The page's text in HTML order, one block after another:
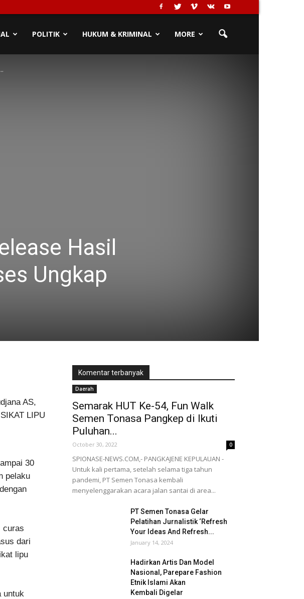
POLITIK HUKUM & KRIMINAL MORE
Hasil
Ungkap
AS,
LIPU
30
pelaku
curas
dari
lipu
untuk
Komentar terbanyak
Daerah
Semarak HUT Ke-54, Fun Walk
Semen Tonasa Pangkep di Ikuti
Puluhan...
October 30, 2022 0
SPIONASE-NEWS.COM,- PANGKAJENE KEPULAUAN -
Untuk kali pertama, setelah selama tiga tahun
pandemi, PT Semen Tonasa kembali
menyelenggarakan acara jalan santai di area...
PT Semen Tonasa Gelar
Pelatihan Jurnalistik ‘Refresh
Your Ideas And Refresh...
January 14, 2024
Hadirkan Artis Dan Model
Nasional, Parepare Fashion
Etnik Islami Akan
Kembali Digelar